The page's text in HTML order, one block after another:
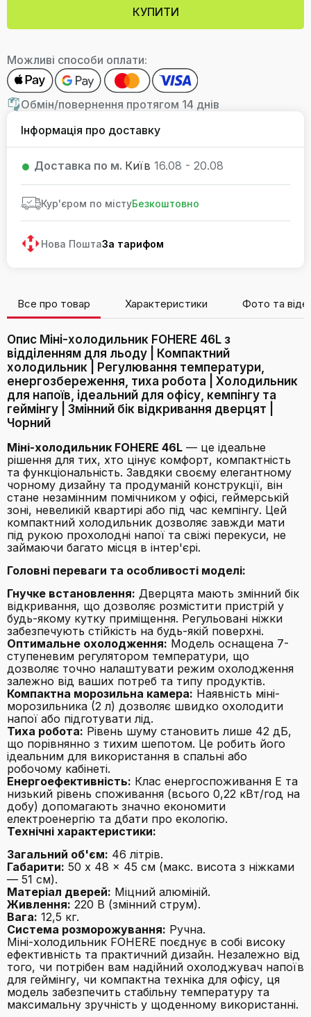
КУПИТИ
Можливі способи оплати:
Обмін/повернення протягом 14 днів
Інформація про доставку
Доставка по м. Київ 16.08 - 20.08
Кур'єром по містуБезкоштовно
Нова ПоштаЗа тарифом
Все про товар Характеристики Фото та
Опис Міні-холодильник FOHERE 46L з
відділенням для льоду | Компактний
холодильник | Регулювання температури,
енергозбереження, тиха робота | Холодильник
для напоїв, ідеальний для офісу, кемпінгу та
геймінгу | Змінний бік відкривання дверцят |
Чорний
Міні-холодильник FOHERE 46L — це ідеальне
рішення для тих, хто цінує комфорт, компактність
та функціональність. Завдяки своєму елегантному
чорному дизайну та продуманій конструкції, він
стане незамінним помічником у офісі, геймерській
зоні, невеликій квартирі або під час кемпінгу. Цей
компактний холодильник дозволяє завжди мати
під рукою прохолодні напої та свіжі перекуси, не
займаючи багато місця в інтер'єрі.
Головні переваги та особливості моделі:
Гнучке встановлення: Дверцята мають змінний бік
відкривання, що дозволяє розмістити пристрій у
будь-якому кутку приміщення. Регульовані ніжки
забезпечують стійкість на будь-якій поверхні.
Оптимальне охолодження: Модель оснащена 7-
ступеневим регулятором температури, що
дозволяє точно налаштувати режим охолодження
залежно від ваших потреб та типу продуктів.
Компактна морозильна камера: Наявність міні-
морозильника (2 л) дозволяє швидко охолодити
напої або підготувати лід.
Тиха робота: Рівень шуму становить лише 42 дБ,
що порівнянно з тихим шепотом. Це робить його
ідеальним для використання в спальні або
робочому кабінеті.
Енергоефективність: Клас енергоспоживання E та
низький рівень споживання (всього 0,22 кВт/год на
добу) допомагають значно економити
електроенергію та дбати про екологію.
Технічні характеристики:
Загальний об'єм: 46 літрів.
Габарити: 50 x 48 x 45 см (макс. висота з ніжками
— 51 см).
Матеріал дверей: Міцний алюміній.
Живлення: 220 В (змінний струм).
Вага: 12,5 кг.
Система розморожування: Ручна.
Міні-холодильник FOHERE поєднує в собі високу
ефективність та практичний дизайн. Незалежно від
того, чи потрібен вам надійний охолоджувач напоїв
для геймінгу, чи компактна техніка для офісу, ця
модель забезпечить стабільну температуру та
максимальну зручність у щоденному використанні.